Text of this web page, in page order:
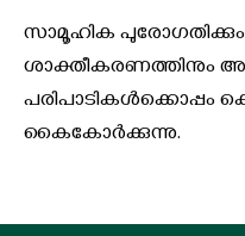
സാമൂഹിക
ശാക്തീകരണത്തിനും
കൈകോർക്കുന്നു.